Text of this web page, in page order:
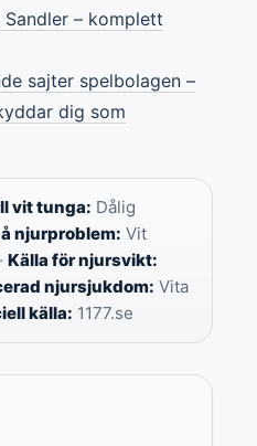
Sandler – komplett
sajter spelbolagen –
dig som
vit tunga: Dålig
njurproblem: Vit
Källa för njursvikt:
njursjukdom: Vita
källa: 1177.se